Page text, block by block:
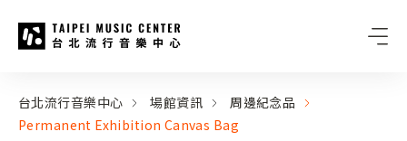
:::
台北流行音樂中心 場館資訊
周邊紀念品
Permanent Exhibition Canvas Bag